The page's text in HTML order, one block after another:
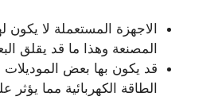
لاجهزة المستعملة لا
المصنعة وهذا ما قد يقلق
قد يكون بها بعض
الطاقة الكهربائية مما يؤثر